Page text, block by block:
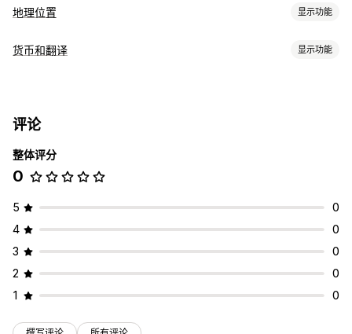
地理位置 显示功能
重定向
本地化设置
货币和翻译 显示功能
自动同步翻译
评论
整体评分
0
5
0
4
0
3
0
2
0
1
0